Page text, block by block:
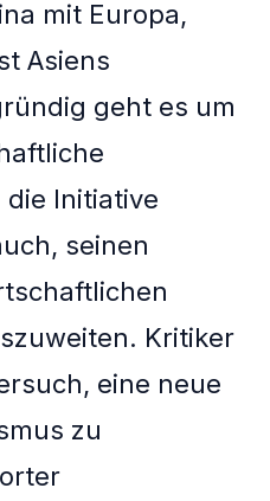
mit Europa,
Asiens
geht es um
Initiative
seinen
Kritiker
eine neue
zu